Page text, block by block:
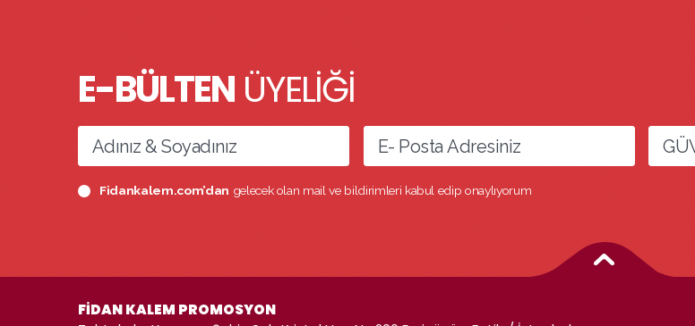
E-BÜLTENÜYELİĞİ
Fidankalem.com’dangelecek olan mail ve bildirimleri kabul edip onaylıyorum
FİDAN KALEM PROMOSYON